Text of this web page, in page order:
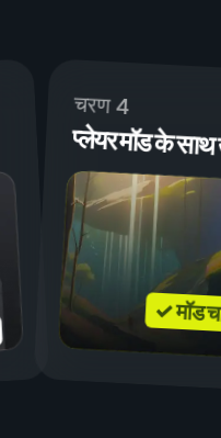
चरण 4
प्लेयर मॉड के
✓ मॉड